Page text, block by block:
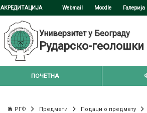
АКРЕДИТАЦИЈА Webmail Moodle Галерија
Универзитет у Београду
Рударско-геолошки
ПОЧЕТНА
РГФ Предмети Подаци о предмету